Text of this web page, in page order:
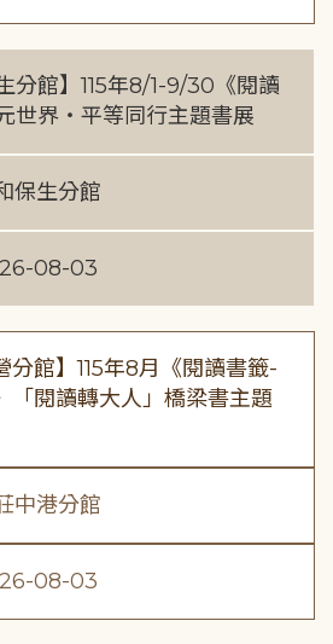
分館】115年8/1-9/30《閱讀
世界・平等同行主題書展
保生分館
08-03
分館】115年8月《閱讀書籤-
「閱讀轉大人」橋梁書主題
中港分館
08-03